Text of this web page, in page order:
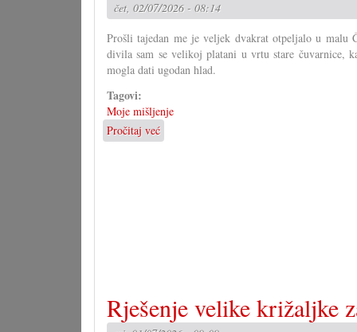
čet, 02/07/2026 - 08:14
Prošli tajedan me je veljek dvakrat otpeljalo u malu
divila sam se velikoj platani u vrtu stare čuvarnice,
mogla dati ugodan hlad.
Tagovi:
Moje mišljenje
Pročitaj već
Fit
Rješenje velike križaljke